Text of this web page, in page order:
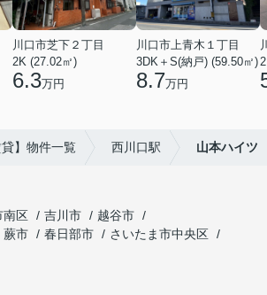
川口市芝下２丁目
2K (27.02㎡)
6.3万円
川口市上青木１丁目
3DK＋S(納戸) (59.50㎡)
8.7万円
】物件一覧 西川口駅 山本ハイツ
南区 吉川市
越谷市
蕨市 春日部市
さいたま市中央区